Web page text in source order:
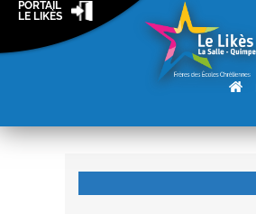
PORTAIL
LE LIKÈS